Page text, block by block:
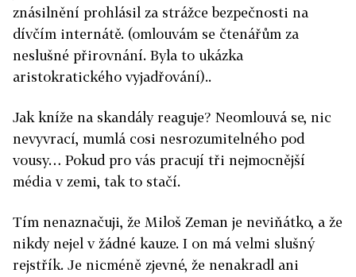
znásilnění prohlásil za strážce bezpečnosti na
dívčím internátě. (omlouvám se čtenářům za
neslušné přirovnání. Byla to ukázka
aristokratického vyjadřování)..
Jak kníže na skandály reaguje? Neomlouvá se, nic
nevyvrací, mumlá cosi nesrozumitelného pod
vousy… Pokud pro vás pracují tři nejmocnější
média v zemi, tak to stačí.
Tím nenaznačuji, že Miloš Zeman je neviňátko, a že
nikdy nejel v žádné kauze. I on má velmi slušný
rejstřík. Je nicméně zjevné, že nenakradl ani